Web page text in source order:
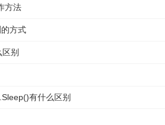
方法
方式
别
有什么区别